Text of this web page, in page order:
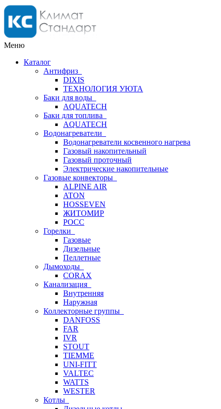
Меню
Каталог
Антифриз
DIXIS
ТЕХНОЛОГИЯ УЮТА
Баки для воды
AQUATECH
Баки для топлива
AQUATECH
Водонагреватели
Водонагреватели косвенного нагрева
Газовый накопительный
Газовый проточный
Электрические накопительные
Газовые конвекторы
ALPINE AIR
ATON
HOSSEVEN
ЖИТОМИР
РОСС
Горелки
Газовые
Дизельные
Пеллетные
Дымоходы
CORAX
Канализация
Внутренняя
Наружная
Коллекторные группы
DANFOSS
FAR
IVR
STOUT
TIEMME
UNI-FITT
VALTEC
WATTS
WESTER
Котлы